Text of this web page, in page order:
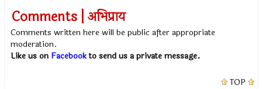
Comments | अभिप्राय
Comments written here will be public after appropriate
moderation.
Like us on Facebookto send us a private message.
TOP